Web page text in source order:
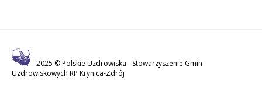
2025 © Polskie Uzdrowiska - Stowarzyszenie Gmin
Uzdrowiskowych RP Krynica-Zdrój